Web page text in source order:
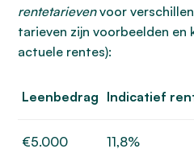
rentetarievenvoor
tarieven zijn voorbeelden en
actuele rentes):
Leenbedrag Indicatief
€5.000 11,8%